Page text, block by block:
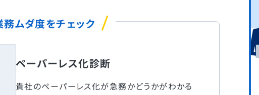
ムダ度をチェック
ペーパーレス化診断
貴社のペーパーレス化が急務かどうかがわかる